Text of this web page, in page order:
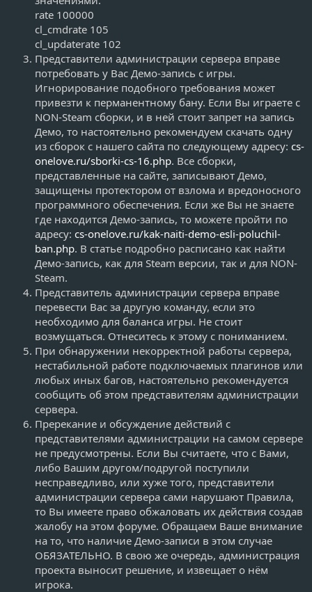
rate 100000
cl_cmdrate 105
cl_updaterate 102
Представители администрации сервера вправе
потребовать у Вас Демо-запись с игры.
Игнорирование подобного требования может
привезти к перманентному бану. Если Вы играете с
NON-Steam сборки, и в ней стоит запрет на запись
Демо, то настоятельно рекомендуем скачать одну
из сборок с нашего сайта по следующему адресу: cs-
onelove.ru/sborki-cs-16.php. Все сборки,
представленные на сайте, записывают Демо,
защищены протектором от взлома и вредоносного
программного обеспечения. Если же Вы не знаете
где находится Демо-запись, то можете пройти по
адресу: cs-onelove.ru/kak-naiti-demo-esli-poluchil-
ban.php. В статье подробно расписано как найти
Демо-запись, как для Steam версии, так и для NON-
Steam.
Представитель администрации сервера вправе
перевести Вас за другую команду, если это
необходимо для баланса игры. Не стоит
возмущаться. Отнеситесь к этому с пониманием.
При обнаружении некорректной работы сервера,
нестабильной работе подключаемых плагинов или
любых иных багов, настоятельно рекомендуется
сообщить об этом представителям администрации
сервера.
Пререкание и обсуждение действий с
представителями администрации на самом сервере
не предусмотрены. Если Вы считаете, что с Вами,
либо Вашим другом/подругой поступили
несправедливо, или хуже того, представители
администрации сервера сами нарушают Правила,
то Вы имеете право обжаловать их действия создав
жалобу на этом форуме. Обращаем Ваше внимание
на то, что наличие Демо-записи в этом случае
ОБЯЗАТЕЛЬНО. В свою же очередь, администрация
проекта выносит решение, и извещает о нём
игрока.